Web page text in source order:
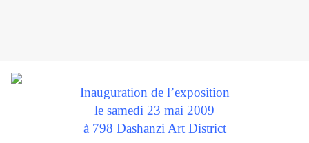
Inauguration de l’exposition
le samedi 23 mai 2009
à 798 Dashanzi Art District